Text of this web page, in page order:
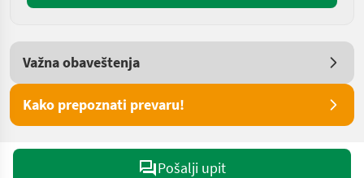
Važna obaveštenja
Kako prepoznati prevaru!
Pošalji upit